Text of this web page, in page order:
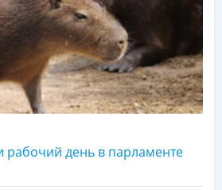
рабочий день в парламенте